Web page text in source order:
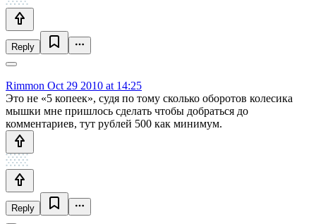
Reply
Rimmon Oct 29 2010 at 14:25
Это не «5 копеек», судя по тому сколько оборотов колесика
мышки мне пришлось сделать чтобы добраться до
комментариев, тут рублей 500 как минимум.
Reply